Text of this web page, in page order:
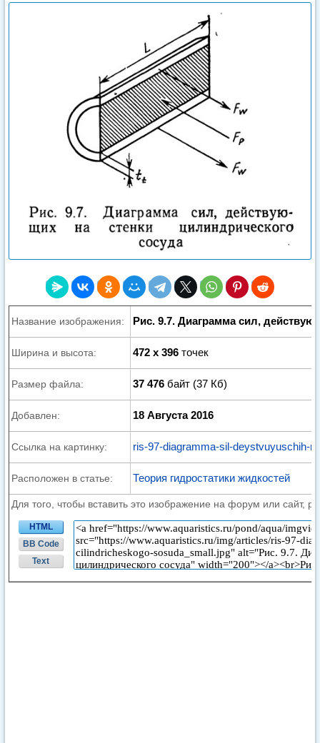
Название изображения: Рис. 9.7. Диаграмма сил,
Ширина и высота: 472 x 396 точек
Размер файла: 37 476 байт (37 Кб)
Добавлен: 18 Августа 2016
Ссылка на картинку: ris-97-diagramma-sil-deystvuyuschih-
Расположен в статье: Теория гидростатики жидкостей
Для того, чтобы вставить это изображение на форум или сайт,
HTML
BB Code
Text